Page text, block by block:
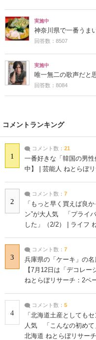
実施中
神奈川県で一番うま
回答数：8507
実施中
唯一無二の歌声だと
回答数：8084
コメントランキング
1
コメント数： 21
一番好きな「韓国の男
中】 | 芸能人 ねとらぼ
2
コメント数： 7
「もっと早く買えば良
ン”が大人気 「プライ
した」（2/2） | ライフ
3
コメント数： 7
兵庫県の「ケーキ」の
【7月12日は「デコレ
ねとらぼリサーチ：2ペ
4
コメント数： 5
「北海道土産としても
人気 「こんなの初めて
北海道 ねとらぼリサーチ